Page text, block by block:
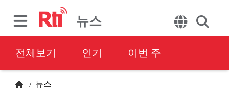
뉴스
전체보기 인기 이번 주
/ 뉴스